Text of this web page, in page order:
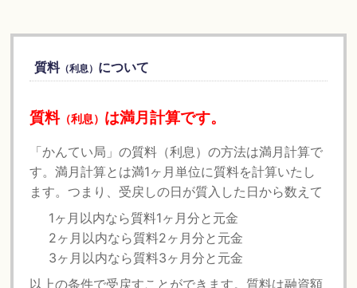
質料（利息） について
質料（利息） は満月計算です。
「かんてい局」の質料（利息）の方法は満月計算で
す。満月計算とは満1ヶ月単位に質料を計算いたし
ます。つまり、受戻しの日が質入した日から数えて
1ヶ月以内なら質料1ヶ月分と元金
2ヶ月以内なら質料2ヶ月分と元金
3ヶ月以内なら質料3ヶ月分と元金
以上の条件で受戻すことができます。質料は融資額